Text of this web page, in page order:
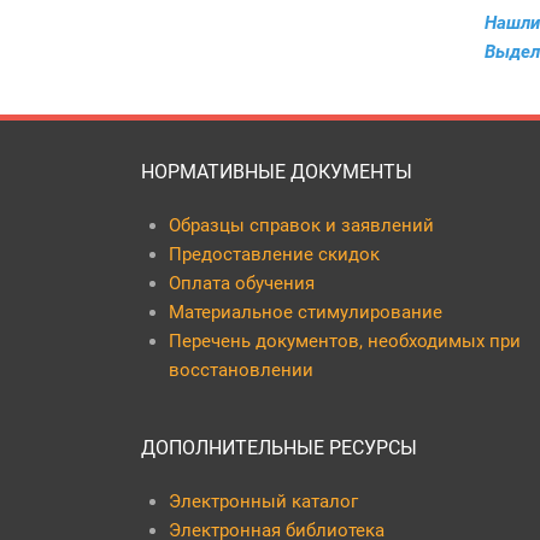
НОРМАТИВНЫЕ ДОКУМЕНТЫ
Образцы справок и заявлений
Предоставление скидок
Оплата обучения
Материальное стимулирование
Перечень документов, необходимых при
восстановлении
ДОПОЛНИТЕЛЬНЫЕ РЕСУРСЫ
Электронный каталог
Электронная библиотека